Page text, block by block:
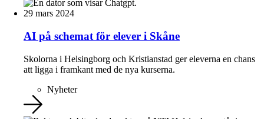
29 mars 2024
AI på schemat för elever i Skåne
Skolorna i Helsingborg och Kristianstad ger eleverna en chans
att ligga i framkant med de nya kurserna.
Nyheter